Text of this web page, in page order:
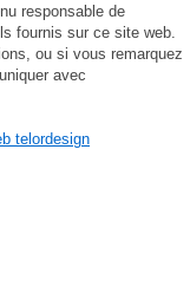
responsable de
fournis sur ce site web.
ou si vous remarquez
avec
telordesign